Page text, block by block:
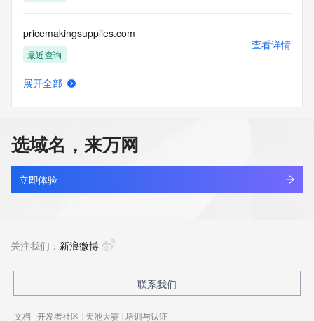
pricemakingsupplies.com
最近查询
查看详情
prichip.com
最近查询
查看详情
最近查询
展开全部
选域名，来万网
立即体验
关注我们： 新浪微博
联系我们
文档 | 开发者社区 | 天池大赛 | 培训与认证